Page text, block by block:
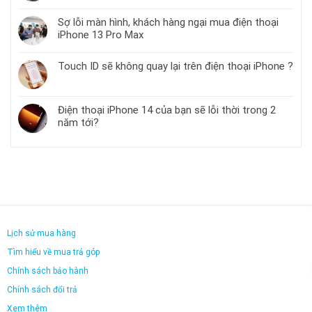
Sợ lỗi màn hình, khách hàng ngại mua điện thoại
iPhone 13 Pro Max
Touch ID sẽ không quay lại trên điện thoại iPhone ?
Điện thoại iPhone 14 của bạn sẽ lỗi thời trong 2
năm tới?
Lịch sử mua hàng
Tìm hiểu về mua trả góp
Chính sách bảo hành
Chính sách đổi trả
Xem thêm